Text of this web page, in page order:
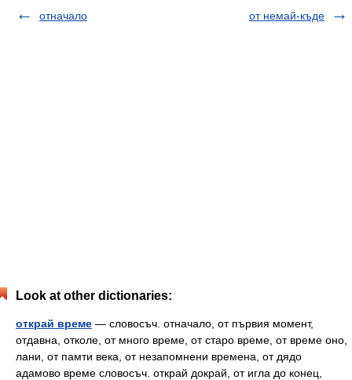
отначало
от немай-къде
Look at other dictionaries:
открай време — словосъч. отначало, от първия момент,
отдавна, отколе, от много време, от старо време, от време оно,
лани, от памти века, от незапомнени времена, от дядо
адамово време словосъч. открай докрай, от игла до конец,